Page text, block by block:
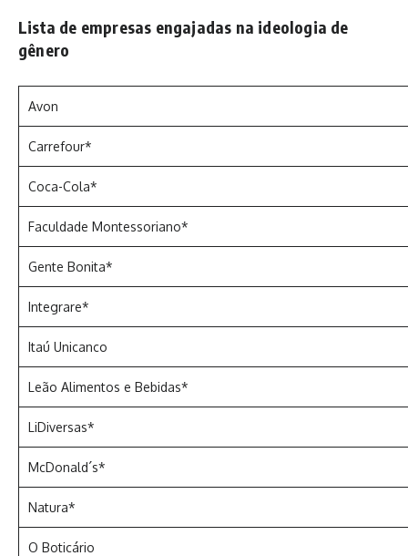
Lista de empresas engajadas na ideologia de
gênero
Avon
Carrefour*
Coca-Cola*
Faculdade Montessoriano*
Gente Bonita*
Integrare*
Itaú Unicanco
Leão Alimentos e Bebidas*
LiDiversas*
McDonald´s*
Natura*
O Boticário